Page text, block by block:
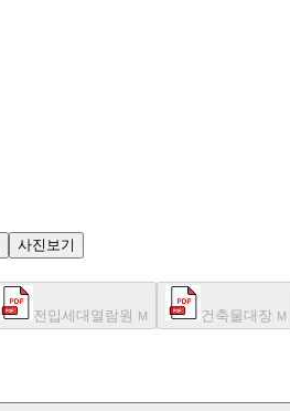
사진보기
전입세대열람원 M 건축물대장 M